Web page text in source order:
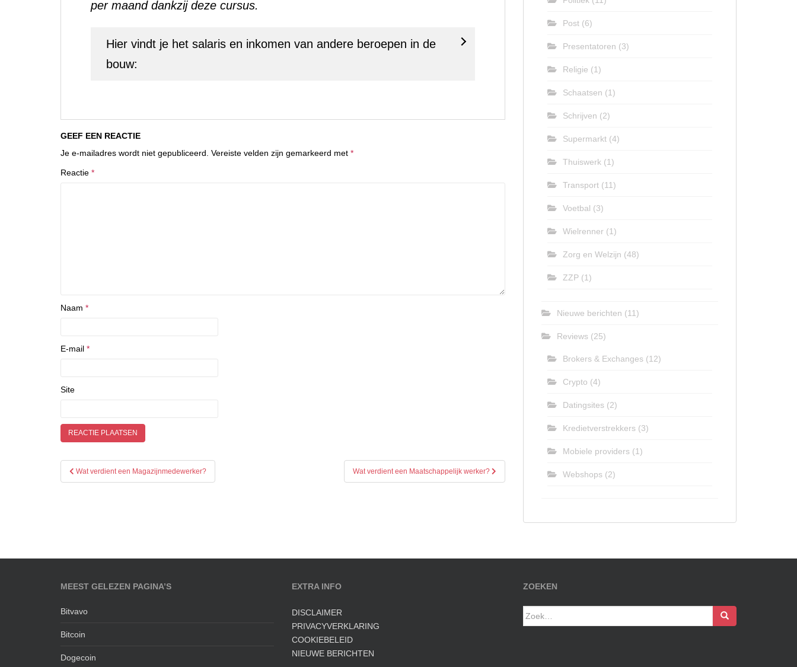
per maand dankzij deze cursus.
Hier vindt je het salaris en inkomen van andere beroepen in de
bouw:
GEEF EEN REACTIE
Je e-mailadres wordt niet gepubliceerd. Vereiste velden zijn gemarkeerd met *
Reactie *
Naam *
E-mail *
Site
Bericht
navigatie
Wat verdient een Magazijnmedewerker? Wat verdient een Maatschappelijk werker?
Post (6)
Presentatoren (3)
Religie (1)
Schaatsen (1)
Schrijven (2)
Supermarkt (4)
Thuiswerk (1)
Transport (11)
Voetbal (3)
Wielrenner (1)
Zorg en Welzijn (48)
ZZP (1)
Nieuwe berichten (11)
Reviews (25)
Brokers & Exchanges (12)
Crypto (4)
Datingsites (2)
Kredietverstrekkers (3)
Mobiele providers (1)
Webshops (2)
MEEST GELEZEN PAGINA’S
Bitvavo
Bitcoin
Dogecoin
EXTRA INFO
DISCLAIMER
PRIVACYVERKLARING
COOKIEBELEID
NIEUWE BERICHTEN
ZOEKEN
Zoek
naar: